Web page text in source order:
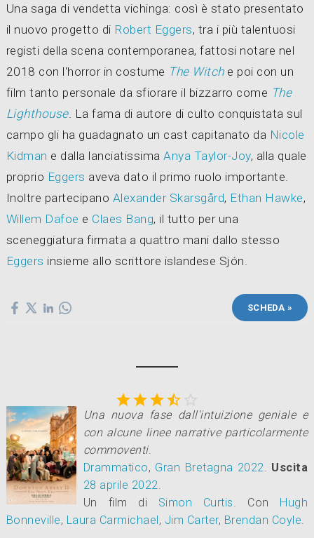
Una saga di vendetta vichinga: così è stato presentato
il nuovo progetto di Robert Eggers, tra i più talentuosi
registi della scena contemporanea, fattosi notare nel
2018 con l'horror in costume The Witche poi con un
film tanto personale da sfiorare il bizzarro come The
Lighthouse. La fama di autore di culto conquistata sul
campo gli ha guadagnato un cast capitanato da Nicole
Kidman e dalla lanciatissimaAnya Taylor-Joy, alla quale
proprio Eggers aveva dato il primo ruolo importante.
Inoltre partecipano Alexander Skarsgård, Ethan Hawke,
Willem Dafoe e Claes Bang, il tutto per una
sceneggiatura firmata a quattro mani dallo stesso
Eggers insieme allo scrittore islandese Sjón.
SCHEDA »

Una nuova fase dall'intuizione geniale e
con alcune linee narrative particolarmente
commoventi.
Drammatico, Gran Bretagna 2022
Uscita
28 aprile 2022
Un film di Simon Curtis Con Hugh
Bonneville, Laura Carmichael, Jim Carter, Brendan Coyle